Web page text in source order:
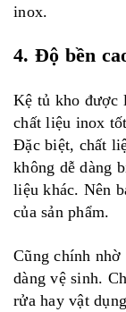
inox.
4. Độ bền
Kệ tủ kho được
chất liệu inox
Đặc biệt, chất
không dễ dàng
liệu khác. Nên
của sản phẩm.
Cũng chính
dàng vệ sinh.
rửa hay vật